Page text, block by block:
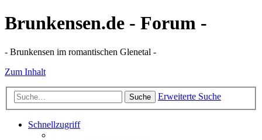
Brunkensen.de - Forum -
- Brunkensen im romantischen Glenetal -
Zum Inhalt
Suche Erweiterte Suche
Schnellzugriff